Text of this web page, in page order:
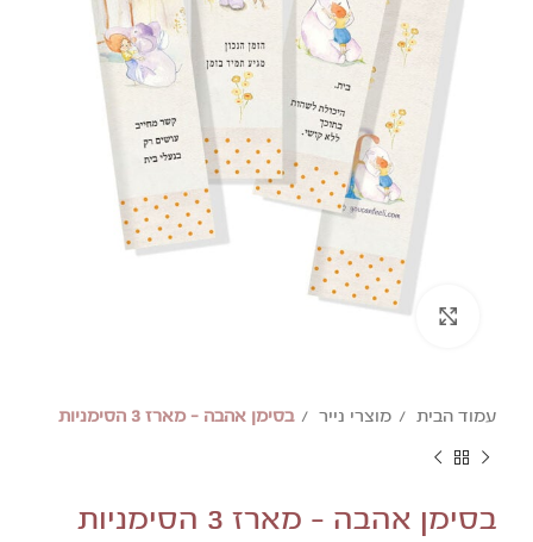
להגדלת התמונה לחצו
עמוד הבית מוצרי נייר בסימן אהבה – מארז 3 הסימניות
בסימן אהבה – מארז 3 הסימניות